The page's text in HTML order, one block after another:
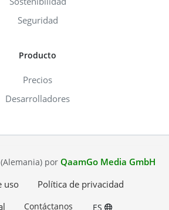
Seguridad
Producto
Precios
Desarrolladores
por QaamGo Media GmbH
uso
Política de privacidad
Contáctanos ES